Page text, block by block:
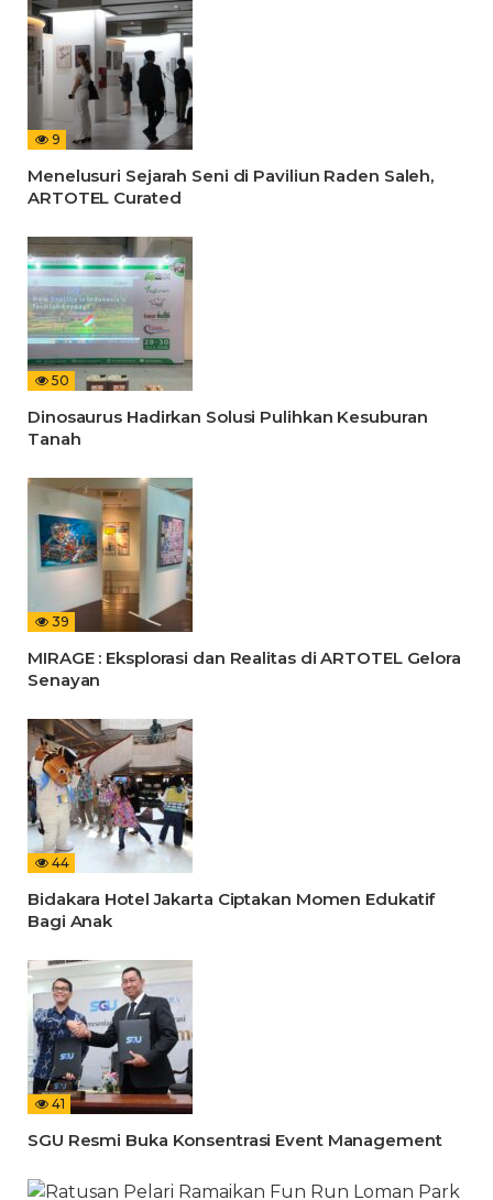
9
Menelusuri Sejarah Seni di Paviliun Raden Saleh,
ARTOTEL Curated
50
Dinosaurus Hadirkan Solusi Pulihkan Kesuburan
Tanah
39
MIRAGE : Eksplorasi dan Realitas di ARTOTEL Gelora
Senayan
44
Bidakara Hotel Jakarta Ciptakan Momen Edukatif
Bagi Anak
41
SGU Resmi Buka Konsentrasi Event Management